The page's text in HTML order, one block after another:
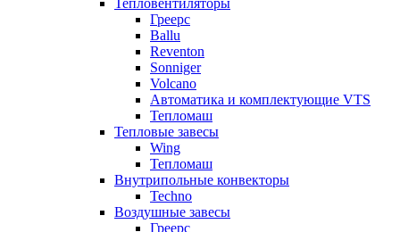
Тепловентиляторы
Греерс
Ballu
Reventon
Sonniger
Volcano
Автоматика и комплектующие VTS
Тепломаш
Тепловые завесы
Wing
Тепломаш
Внутрипольные конвекторы
Techno
Воздушные завесы
Греерс